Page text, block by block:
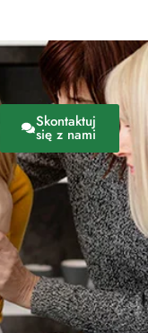
Skontaktuj
się z nami